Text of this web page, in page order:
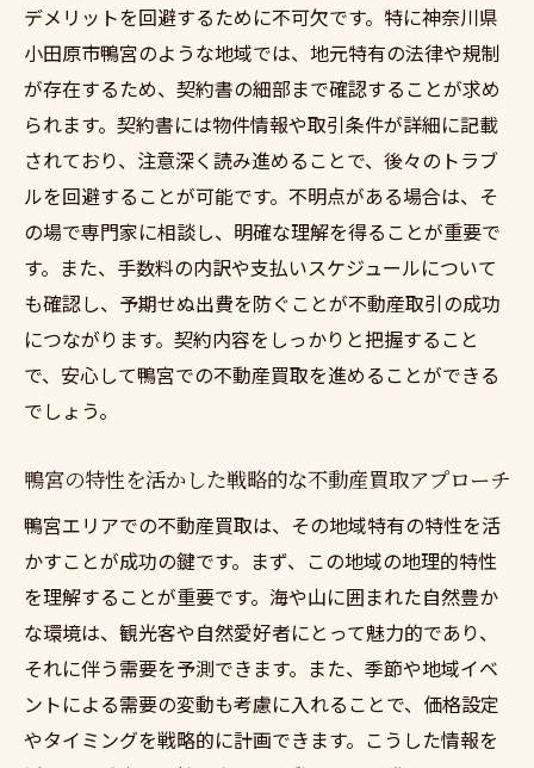
書類手続きで押さえておくべきポイント
不動産買取における時間管理の重要性
鴨宮での不動産売却を成功させるためのチ
ェックリスト
不動産買取に潜むリスクを回避し安心な取引を
実現するためのステップ
不動産買取におけるリスクの全体像
契約トラブルを未然に防ぐための準備
鴨宮不動産市場のリスク要因を理解する
クリアなコミュニケーションがリスク回避
鴨宮の不動産取引での安全対策
神奈川県小田原市で不動産買取のデメリットを
克服するための知識を学ぶ
不動産買取における共通デメリットとその
対策
鴨宮特有のデメリットを克服するための知
恵
デメリットを回避するために不可欠です。特に神奈川県
小田原市鴨宮のような地域では、地元特有の法律や規制
が存在するため、契約書の細部まで確認することが求め
られます。契約書には物件情報や取引条件が詳細に記載
されており、注意深く読み進めることで、後々のトラブ
ルを回避することが可能です。不明点がある場合は、そ
の場で専門家に相談し、明確な理解を得ることが重要で
す。また、手数料の内訳や支払いスケジュールについて
も確認し、予期せぬ出費を防ぐことが不動産取引の成功
につながります。契約内容をしっかりと把握すること
で、安心して鴨宮での不動産買取を進めることができる
でしょう。
鴨宮の特性を活かした戦略的な不動産買取アプローチ
鴨宮エリアでの不動産買取は、その地域特有の特性を活
かすことが成功の鍵です。まず、この地域の地理的特性
を理解することが重要です。海や山に囲まれた自然豊か
な環境は、観光客や自然愛好者にとって魅力的であり、
それに伴う需要を予測できます。また、季節や地域イベ
ントによる需要の変動も考慮に入れることで、価格設定
やタイミングを戦略的に計画できます。こうした情報を